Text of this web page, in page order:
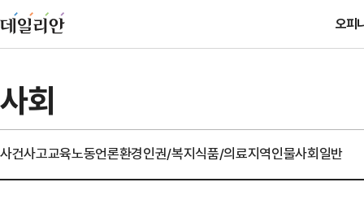
오피
사회
사건사고교육노동언론환경인권/복지식품/의료지역인물사회일반